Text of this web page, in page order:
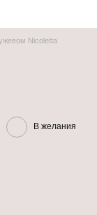
Nicoletta
В желания